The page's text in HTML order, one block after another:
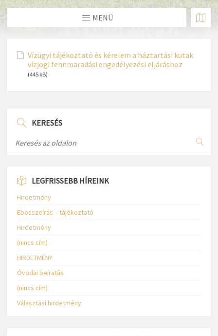
MENÜ
Vízügyi tájékoztató és kérelem a háztartási kutak
vízjogi fennmaradási engedélyezési eljáráshoz
(445 kB)
KERESÉS
LEGFRISSEBB HÍREINK
Hirdetmény
Ebösszeírás – tájékoztató
Hirdetmény
(nincs cím)
HIRDETMÉNY
Óvodai beíratás
(nincs cím)
Választási hirdetmény